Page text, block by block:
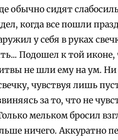
обычно сидят
когда все пошли
у себя в руках
Подошел к той
не шли ему на ум.
чувствуя лишь
за то, что не
мельком бросил
ничего. Аккуратно